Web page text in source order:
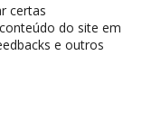
certas
do site em
e outros